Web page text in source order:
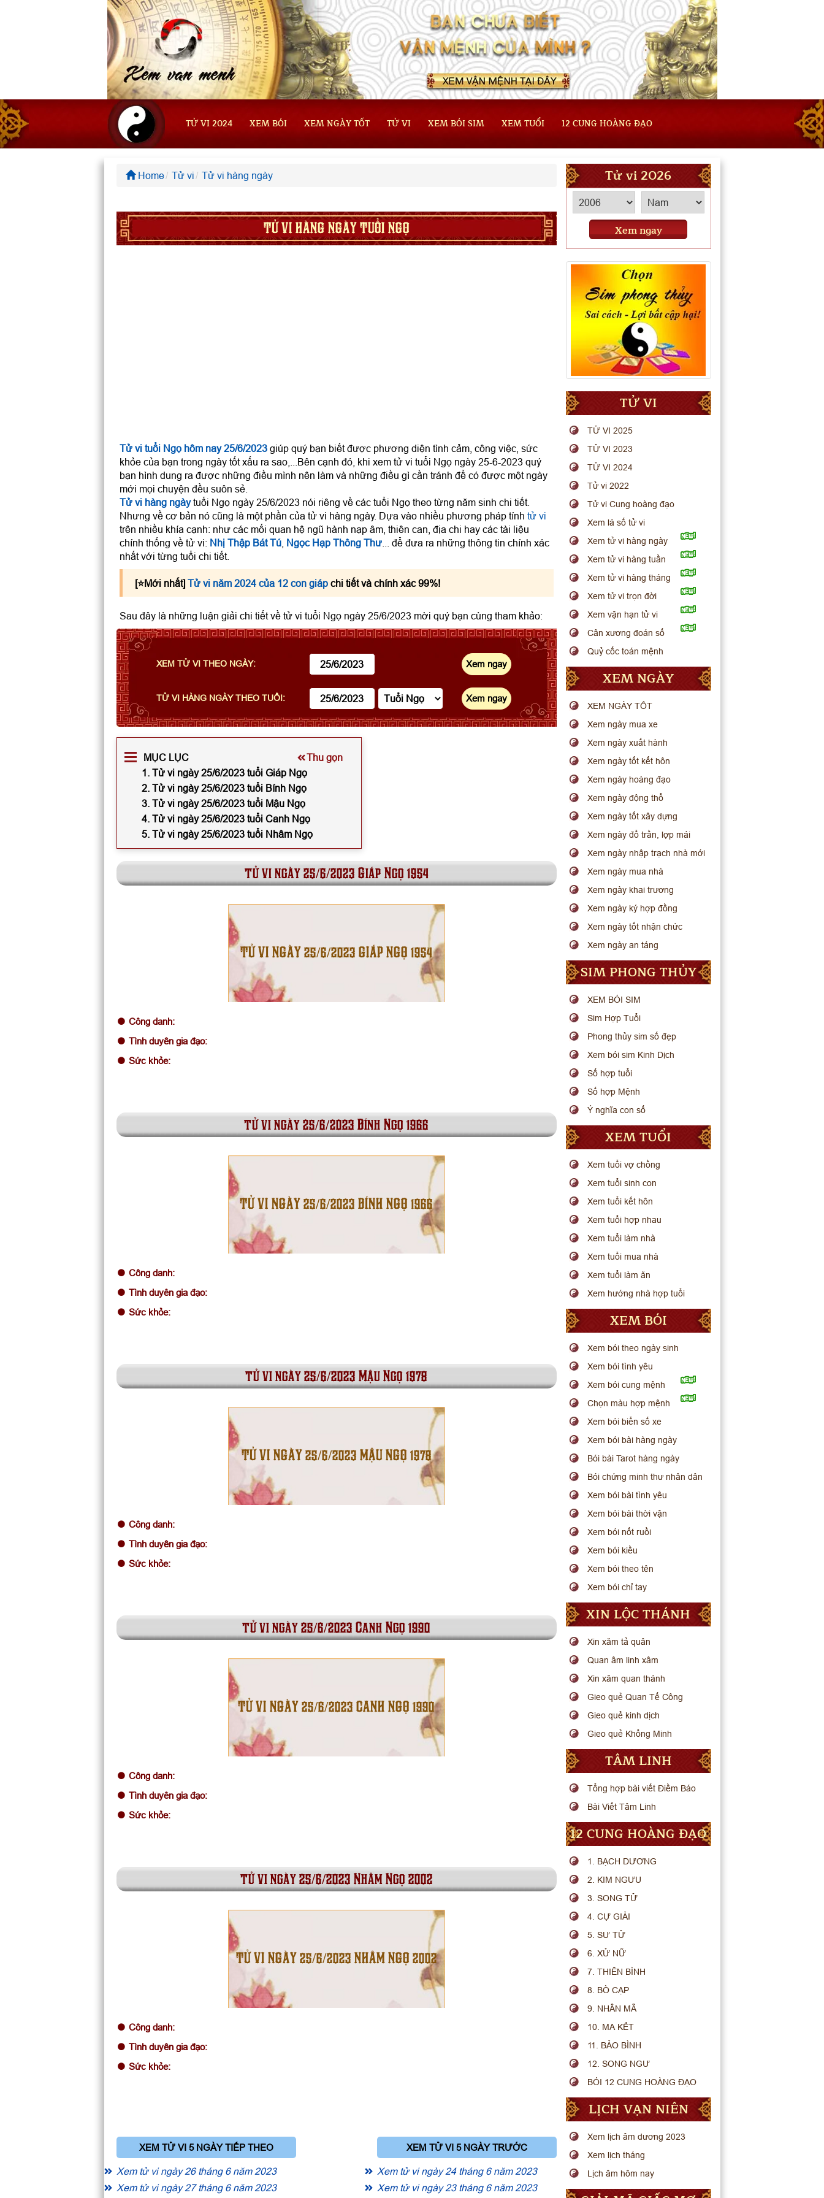
TỬ VI 2024 XEM BÓI XEM NGÀY TỐT TỬ VI XEM BÓI SIM XEM TUỔI 12 CUNG HOÀNG ĐẠO
Home Tử vi Tử vi hàng ngày
TỬ VI HÀNG NGÀY TUỔI NGỌ
Tử vi tuổi Ngọ hôm nay 25/6/2023giúp quý bạn biết được phương diện tình cảm, công việc, sức
khỏe của bạn trong ngày tốt xấu ra sao,...Bên cạnh đó, khi xem tử vi tuổi Ngọ ngày 25-6-2023 quý
bạn hình dung ra được những điều mình nên làm và những điều gì cần tránh để có được một ngày
mới mọi chuyện đều suôn sẻ.
Tử vi hàng ngàytuổi Ngọ ngày 25/6/2023 nói riêng về các tuổi Ngọ theo từng năm sinh chi tiết.
Nhưng về cơ bản nó cũng là một phần của tử vi hàng ngày. Dựa vào nhiều phương pháp tính tử vi
trên nhiều khía cạnh: như các mối quan hệ ngũ hành nạp âm, thiên can, địa chi hay các tài liệu
chính thống về tử vi: Nhị Thập Bát Tú, Ngọc Hạp Thông Thư... để đưa ra những thông tin chính xác
nhất với từng tuổi chi tiết.
[⭐️Mới nhất] Tử vi năm 2024 của 12 con giápchi tiết và chính xác 99%!
Sau đây là những luận giải chi tiết về tử vi tuổi Ngọ ngày 25/6/2023 mời quý bạn cùng tham khảo:
XEM TỬ VI THEO NGÀY:
TỬ VI HÀNG NGÀY THEO TUỔI:
MỤC LỤC
Thu gọn
1. Tử vi ngày 25/6/2023 tuổi Giáp Ngọ
2. Tử vi ngày 25/6/2023 tuổi Bính Ngọ
3. Tử vi ngày 25/6/2023 tuổi Mậu Ngọ
4. Tử vi ngày 25/6/2023 tuổi Canh Ngọ
5. Tử vi ngày 25/6/2023 tuổi Nhâm Ngọ
tử vi ngày 25/6/2023 Giáp Ngọ 1954
TỬ VI NGÀY 25/6/2023 GIÁP NGỌ 1954
Công danh:
Tình duyên gia đạo:
Sức khỏe:
tử vi ngày 25/6/2023 Bính Ngọ 1966
TỬ VI NGÀY 25/6/2023 BÍNH NGỌ 1966
Công danh:
Tình duyên gia đạo:
Sức khỏe:
tử vi ngày 25/6/2023 Mậu Ngọ 1978
TỬ VI NGÀY 25/6/2023 MẬU NGỌ 1978
Công danh:
Tình duyên gia đạo:
Sức khỏe:
tử vi ngày 25/6/2023 Canh Ngọ 1990
TỬ VI NGÀY 25/6/2023 CANH NGỌ 1990
Công danh:
Tình duyên gia đạo:
Sức khỏe:
tử vi ngày 25/6/2023 Nhâm Ngọ 2002
TỬ VI NGÀY 25/6/2023 NHÂM NGỌ 2002
Công danh:
Tình duyên gia đạo:
Sức khỏe:
XEM TỬ VI 5 NGÀY TIẾP THEO
Xem tử vi ngày 26 tháng 6 năm 2023
Xem tử vi ngày 27 tháng 6 năm 2023
XEM TỬ VI 5 NGÀY TRƯỚC
Xem tử vi ngày 24 tháng 6 năm 2023
Xem tử vi ngày 23 tháng 6 năm 2023
Tử vi 2026
Xem ngay
TỬ VI
TỬ VI 2025
TỬ VI 2023
TỬ VI 2024
Tử vi 2022
Tử vi Cung hoàng đạo
Xem lá số tử vi
Xem tử vi hàng ngày
Xem tử vi hàng tuần
Xem tử vi hàng tháng
Xem tử vi trọn đời
Xem vận hạn tử vi
Cân xương đoán số
Quỷ cốc toán mệnh
XEM NGÀY
XEM NGÀY TỐT
Xem ngày mua xe
Xem ngày xuất hành
Xem ngày tốt kết hôn
Xem ngày hoàng đạo
Xem ngày động thổ
Xem ngày tốt xây dựng
Xem ngày đổ trần, lợp mái
Xem ngày nhập trạch nhà mới
Xem ngày mua nhà
Xem ngày khai trương
Xem ngày ký hợp đồng
Xem ngày tốt nhận chức
Xem ngày an táng
SIM PHONG THỦY
XEM BÓI SIM
Sim Hợp Tuổi
Phong thủy sim số đẹp
Xem bói sim Kinh Dịch
Số hợp tuổi
Số hợp Mệnh
Ý nghĩa con số
XEM TUỔI
Xem tuổi vợ chồng
Xem tuổi sinh con
Xem tuổi kết hôn
Xem tuổi hợp nhau
Xem tuổi làm nhà
Xem tuổi mua nhà
Xem tuổi làm ăn
Xem hướng nhà hợp tuổi
XEM BÓI
Xem bói theo ngày sinh
Xem bói tình yêu
Xem bói cung mệnh
Chọn màu hợp mệnh
Xem bói biển số xe
Xem bói bài hàng ngày
Bói bài Tarot hàng ngày
Bói chứng minh thư nhân dân
Xem bói bài tình yêu
Xem bói bài thời vận
Xem bói nốt ruồi
Xem bói kiều
Xem bói theo tên
Xem bói chỉ tay
XIN LỘC THÁNH
Xin xăm tả quân
Quan âm linh xâm
Xin xăm quan thánh
Gieo quẻ Quan Tế Công
Gieo quẻ kinh dịch
Gieo quẻ Khổng Minh
TÂM LINH
Tổng hợp bài viết Điềm Báo
Bài Viết Tâm Linh
12 CUNG HOÀNG ĐẠO
1. BẠCH DƯƠNG
2. KIM NGƯU
3. SONG TỬ
4. CỰ GIẢI
5. SƯ TỬ
6. XỬ NỮ
7. THIÊN BÌNH
8. BÒ CẠP
9. NHÂN MÃ
10. MA KẾT
11. BẢO BÌNH
12. SONG NGƯ
BÓI 12 CUNG HOÀNG ĐẠO
LỊCH VẠN NIÊN
Xem lịch âm dương 2023
Xem lịch tháng
Lịch âm hôm nay